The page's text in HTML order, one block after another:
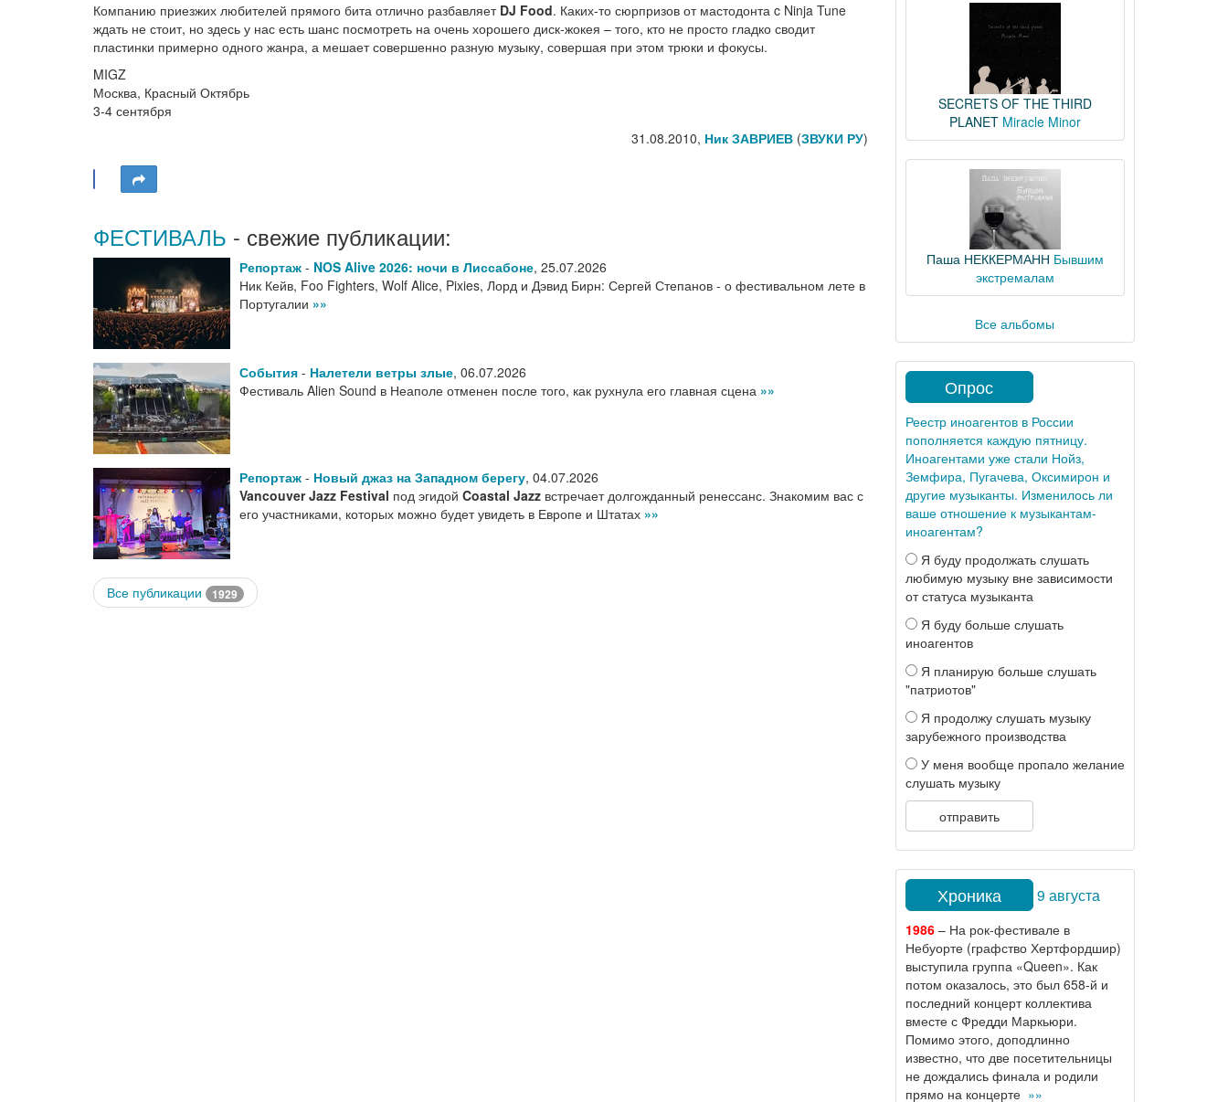
Компанию приезжих любителей прямого бита отлично разбавляет DJ Food. Каких-то сюрпризов от мастодонта c Ninja Tune
ждать не стоит, но здесь у нас есть шанс посмотреть на очень хорошего диск-жокея – того, кто не просто гладко сводит
пластинки примерно одного жанра, а мешает совершенно разную музыку, совершая при этом трюки и фокусы.
MIGZ
Москва, Красный Октябрь
3-4 сентября
31.08.2010, Ник ЗАВРИЕВ(ЗВУКИ РУ)
ФЕСТИВАЛЬ - свежие публикации:
Репортаж - NOS Alive 2026: ночи в Лиссабоне, 25.07.2026
Ник Кейв, Foo Fighters, Wolf Alice, Pixies, Лорд и Дэвид Бирн: Сергей Степанов - о фестивальном лете в
Португалии »»
События - Налетели ветры злые, 06.07.2026
Фестиваль Alien Sound в Неаполе отменен после того, как рухнула его главная сцена »»
Репортаж - Новый джаз на Западном берегу, 04.07.2026
Vancouver Jazz Festival под эгидой Coastal Jazz встречает долгожданный ренессанс. Знакомим вас с
его участниками, которых можно будет увидеть в Европе и Штатах »»
Все публикации 1929
SECRETS OF THE THIRD
PLANET Miracle Minor
Паша НЕККЕРМАНН Бывшим
экстремалам
Все альбомы
Опрос
Реестр иноагентов в России
пополняется каждую пятницу.
Иноагентами уже стали Нойз,
Земфира, Пугачева, Оксимирон и
другие музыканты. Изменилось ли
ваше отношение к музыкантам-
иноагентам?
Я буду продолжать слушать
любимую музыку вне зависимости
от статуса музыканта
Я буду больше слушать
иноагентов
Я планирую больше слушать
"патриотов"
Я продолжу слушать музыку
зарубежного производства
У меня вообще пропало желание
слушать музыку
отправить
Хроника 9 августа
1986– На рок-фестивале в
Небуорте (графство Хертфордшир)
выступила группа «Queen». Как
потом оказалось, это был 658-й и
последний концерт коллектива
вместе с Фредди Маркьюри.
Помимо этого, доподлинно
известно, что две посетительницы
не дождались финала и родили
прямо на концерте »»